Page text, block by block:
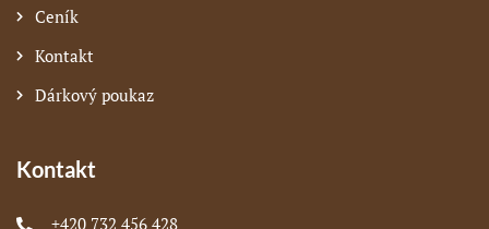
Ceník
Kontakt
Dárkový poukaz
Kontakt
+420 732 456 428